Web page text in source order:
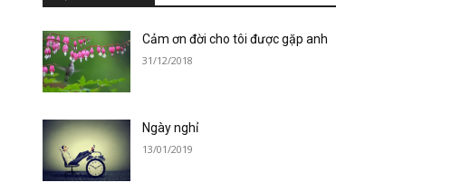
Cảm ơn đời cho tôi được gặp anh
31/12/2018
Ngày nghỉ
13/01/2019